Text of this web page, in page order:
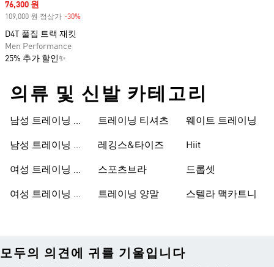
Sale price
76,300 원
109,000 원 정상가 -30%
D4T 풀집 트랙 재킷
Men Performance
25% 추가 할인✨
의류 및 신발 카테고리
남성 트레이닝 신
남성 트레이닝 의
여성 트레이닝 신
여성 트레이닝 의
트레이닝 티셔츠
레깅스&타이즈
스포츠브라
트레이닝 양말
웨이트 트레이닝
Hiit
드롭셋
스텔라 맥카트니
모두의 의견에 귀를 기울입니다